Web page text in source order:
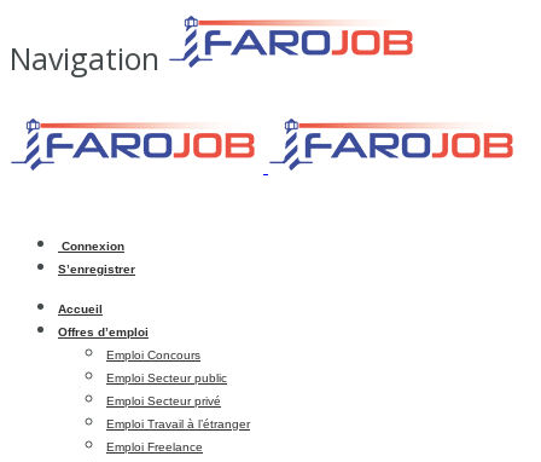
Navigation
Connexion
S’enregistrer
Accueil
Offres d’emploi
Emploi Concours
Emploi Secteur public
Emploi Secteur privé
Emploi Travail à l’étranger
Emploi Freelance